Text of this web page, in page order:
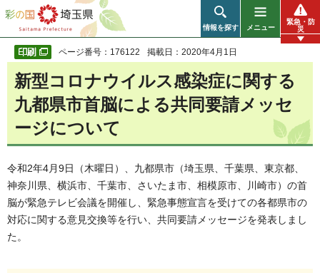
彩の国 埼玉県
情報を探す メニュー
緊急・防
災
ページ番号：176122 掲載日：2020年4月1日
新型コロナウイルス感染症に関する
九都県市首脳による共同要請メッセ
ージについて
令和2年4月9日（木曜日）、九都県市（埼玉県、千葉県、東京都、
神奈川県、横浜市、千葉市、さいたま市、相模原市、川崎市）の首
脳が緊急テレビ会議を開催し、緊急事態宣言を受けての各都県市の
対応に関する意見交換等を行い、共同要請メッセージを発表しまし
た。